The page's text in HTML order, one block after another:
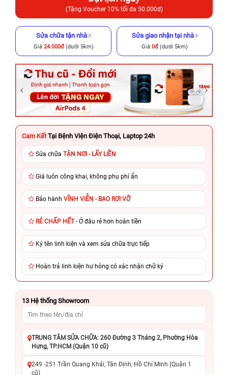
(Tặng Voucher 10% tối đa 50.000đ)
Sửa chữa tận nhà
Giá 24.000đ(dưới 5km)
Sửa giao nhận tại nhà
Giá 0đ (dưới 5km)
Cam Kết Tại Bệnh Viện Điện Thoại, Laptop 24h
Sửa chữa TẬN NƠI - LẤY LIỀN
Giá luôn công khai, không phụ phí ẩn
Bảo hành VĨNH VIỄN - BAO RƠI VỠ
RẺ CHẤP HẾT- Ở đâu rẻ hơn hoàn tiền
Ký tên linh kiện và xem sửa chữa trực tiếp
Hoàn trả linh kiện hư hỏng có xác nhận chữ ký
13 Hệ thống Showroom
TRUNG TÂM SỬA CHỮA: 260 Đường 3 Tháng 2, Phường Hòa
Hưng, TP.HCM (Quận 10 cũ)
249 -251 Trần Quang Khải, Tân Định, Hồ Chí Minh (Quận 1
cũ)